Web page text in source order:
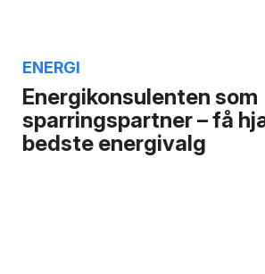
Energikonsulenten som
sparringspartner – få
bedste energivalg
ENERGI